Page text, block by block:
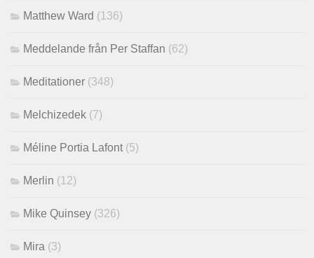
Matthew Ward (136)
Meddelande från Per Staffan (62)
Meditationer (348)
Melchizedek (7)
Méline Portia Lafont (5)
Merlin (12)
Mike Quinsey (326)
Mira (3)